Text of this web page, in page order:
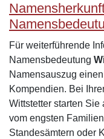
Für weiterführende
Namensbedeutung
Namensauszug
Kompendien. Bei
Wittstetter starten Sie
vom engsten
Standesämtern oder